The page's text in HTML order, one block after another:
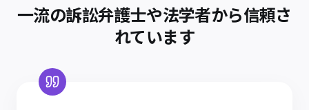
一流の訴訟弁護士や法学者から信頼さ
れています